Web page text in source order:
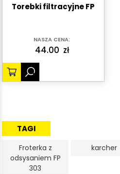
Torebki filtracyjne FP
NASZA CENA:
44.00 zł
TAGI
Froterka z
odsysaniem FP
303
karcher